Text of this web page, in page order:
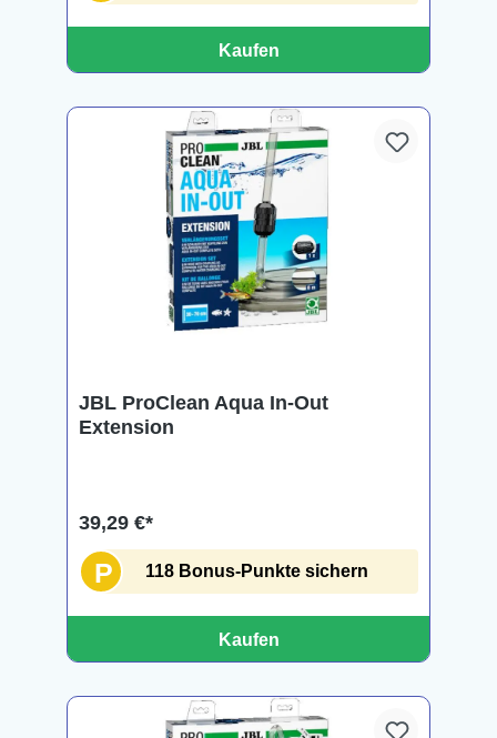
Kaufen
JBL ProClean Aqua In-Out
Extension
39,29 €*
P 118 Bonus-Punkte sichern
Kaufen